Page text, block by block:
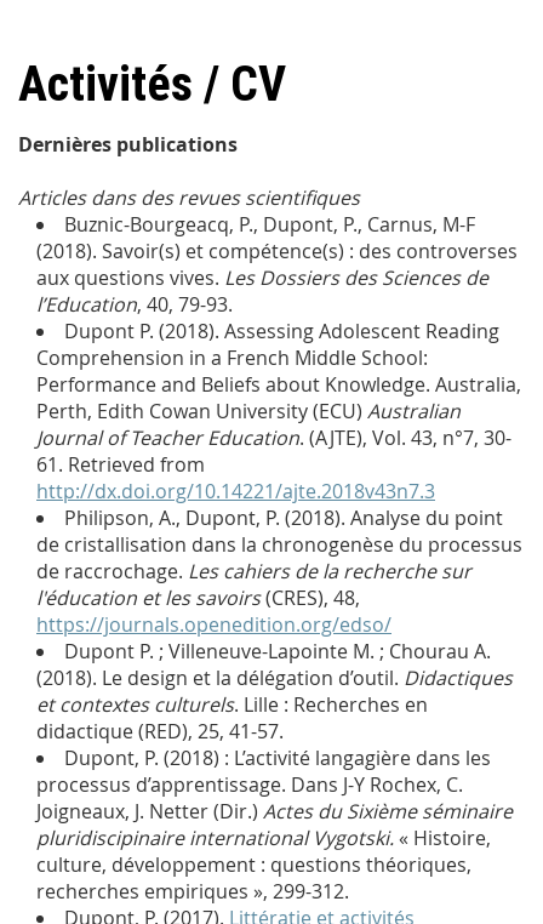
Activités / CV
Dernières publications
Articles dans des revues scientifiques
Buznic-Bourgeacq, P., Dupont, P., Carnus, M-F
(2018). Savoir(s) et compétence(s) : des controverses
aux questions vives. Les Dossiers des Sciences de
l’Education, 40, 79-93.
Dupont P. (2018). Assessing Adolescent Reading
Comprehension in a French Middle School:
Performance and Beliefs about Knowledge. Australia,
Perth, Edith Cowan University (ECU) Australian
Journal of Teacher Education. (AJTE), Vol. 43, n°7, 30-
61. Retrieved from
http://dx.doi.org/10.14221/ajte.2018v43n7.3
Philipson, A., Dupont, P. (2018). Analyse du point
de cristallisation dans la chronogenèse du processus
de raccrochage. Les cahiers de la recherche sur
l'éducation et les savoirs(CRES), 48,
https://journals.openedition.org/edso/
Dupont P. ; Villeneuve-Lapointe M. ; Chourau A.
(2018). Le design et la délégation d’outil. Didactiques
et contextes culturels. Lille : Recherches en
didactique (RED), 25, 41-57.
Dupont, P. (2018) : L’activité langagière dans les
processus d’apprentissage. Dans J-Y Rochex, C.
Joigneaux, J. Netter (Dir.) Actes du Sixième séminaire
pluridiscipinaire international Vygotski.« Histoire,
culture, développement : questions théoriques,
recherches empiriques », 299-312.
Dupont, P. (2017). Littératie et activités